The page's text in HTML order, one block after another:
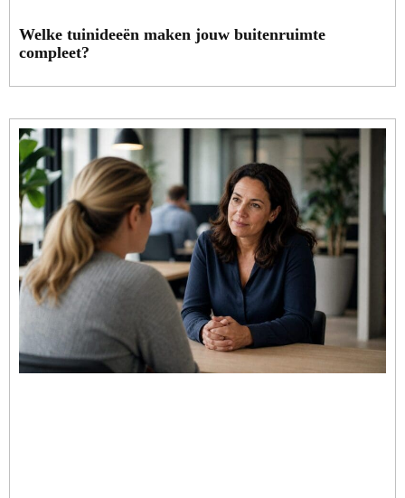
Welke tuinideeën maken jouw buitenruimte
compleet?